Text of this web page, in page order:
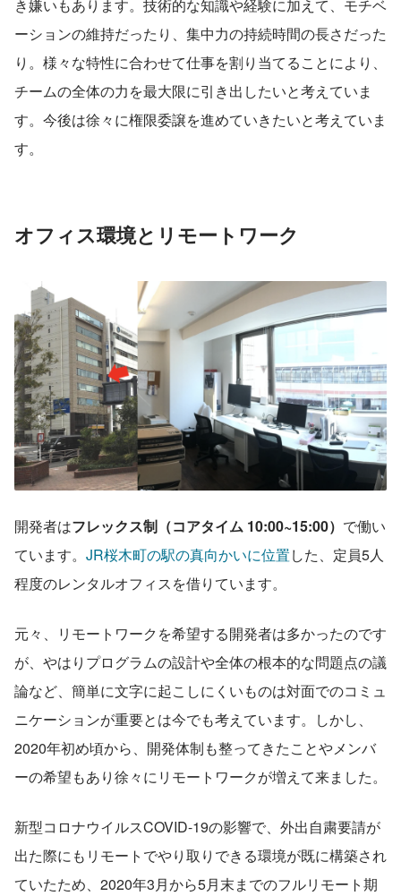
き嫌いもあります。技術的な知識や経験に加えて、モチベ
ーションの維持だったり、集中力の持続時間の長さだった
り。様々な特性に合わせて仕事を割り当てることにより、
チームの全体の力を最大限に引き出したいと考えていま
す。今後は徐々に権限委譲を進めていきたいと考えていま
す。
オフィス環境とリモートワーク
開発者はフレックス制（コアタイム 10:00~15:00） で働い
ています。 JR桜木町の駅の真向かいに位置した、定員5人
程度のレンタルオフィスを借りています。
元々、リモートワークを希望する開発者は多かったのです
が、やはりプログラムの設計や全体の根本的な問題点の議
論など、簡単に文字に起こしにくいものは対面でのコミュ
ニケーションが重要とは今でも考えています。しかし、
2020年初め頃から、開発体制も整ってきたことやメンバ
ーの希望もあり徐々にリモートワークが増えて来ました。
新型コロナウイルスCOVID-19の影響で、外出自粛要請が
出た際にもリモートでやり取りできる環境が既に構築され
ていたため、2020年3月から5月末までのフルリモート期